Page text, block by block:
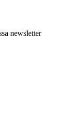
newsletter